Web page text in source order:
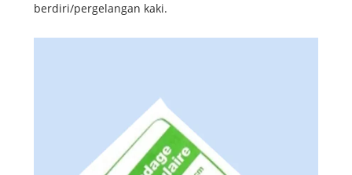
berdiri/pergelangan kaki.